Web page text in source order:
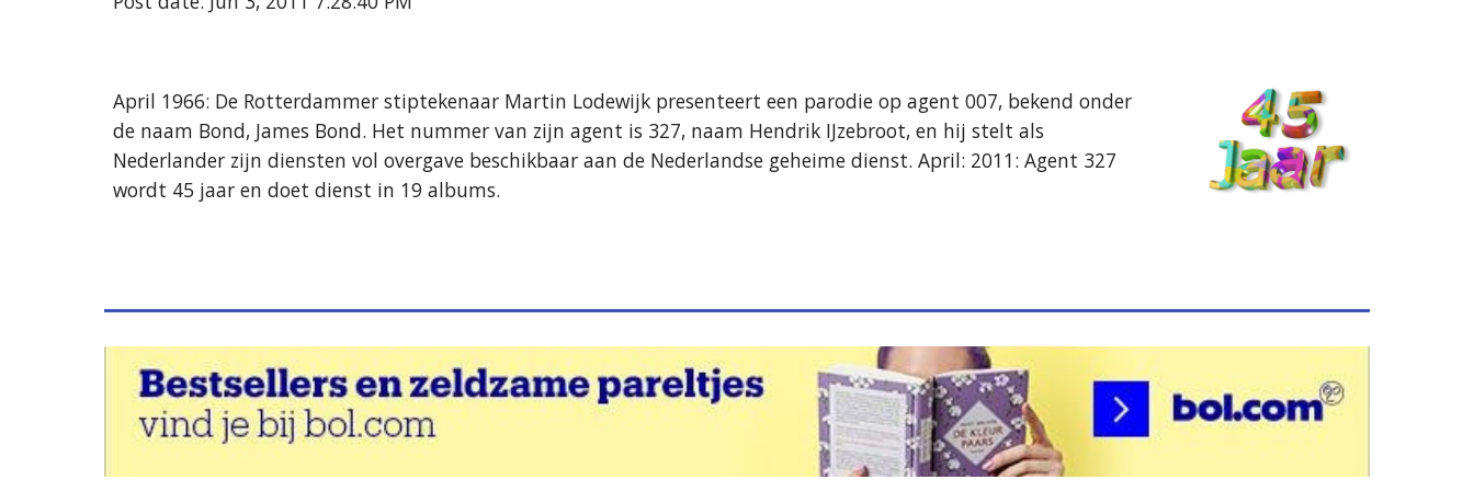
April 1966: De Rotterdammer stiptekenaar Martin Lodewijk presenteert een parodie op agent 007, bekend onder
de naam Bond, James Bond. Het nummer van zijn agent is 327, naam Hendrik IJzebroot, en hij stelt als
Nederlander zijn diensten vol overgave beschikbaar aan de Nederlandse geheime dienst. April: 2011: Agent 327
wordt 45 jaar en doet dienst in 19 albums.